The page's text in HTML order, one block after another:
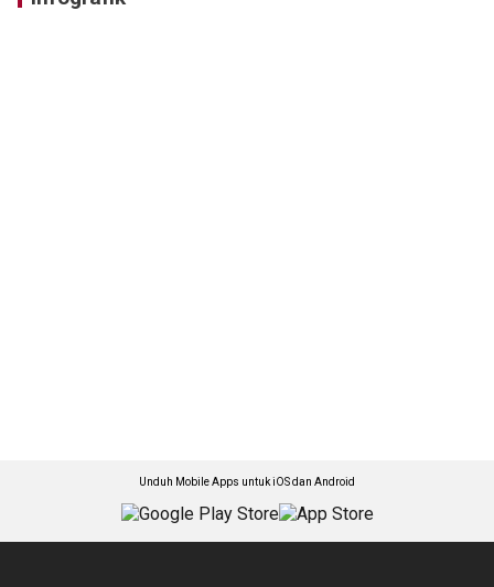
Unduh Mobile Apps untuk iOS dan Android